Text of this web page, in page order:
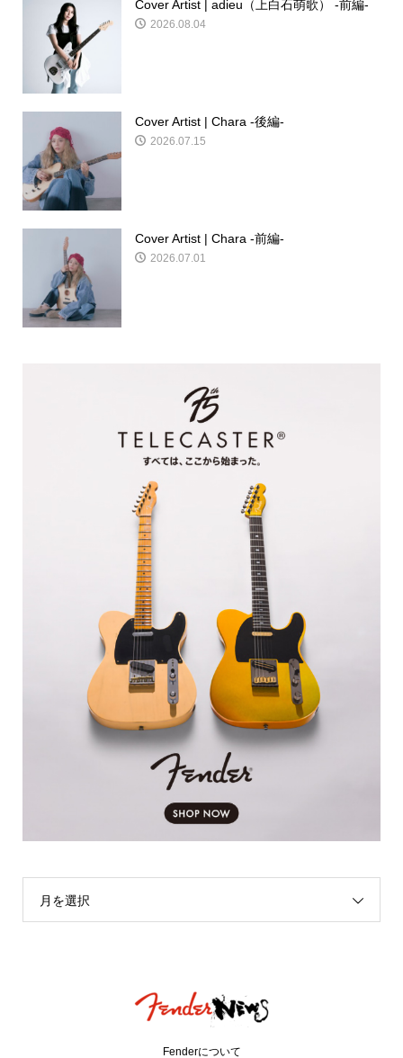
Cover Artist | adieu（上白石萌歌） -前編-
2026.08.04
Cover Artist | Chara -後編-
2026.07.15
Cover Artist | Chara -前編-
2026.07.01
月を選択
Fenderについて